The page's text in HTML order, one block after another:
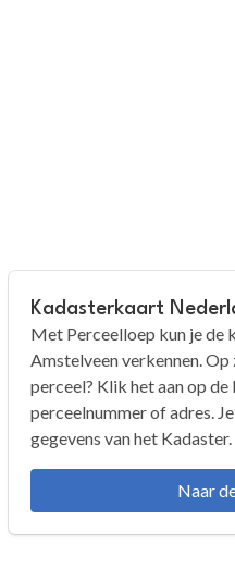
Kadasterkaart
Met Perceelloep kun je de
Amstelveen verkennen.
perceel? Klik het aan op
perceelnummer of adres.
gegevens van het Kadaster.
Naar